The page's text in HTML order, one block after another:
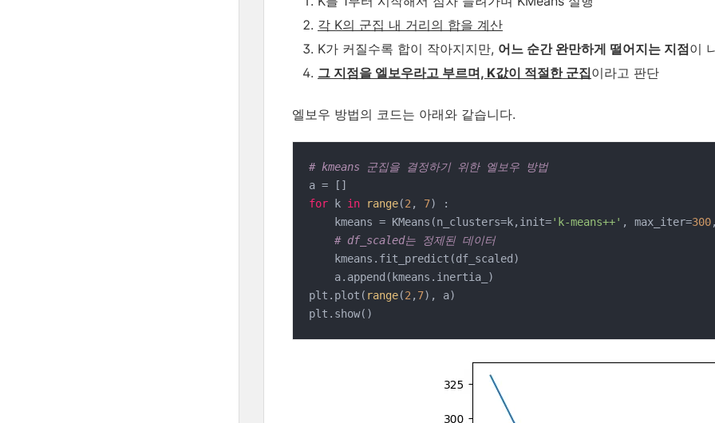
각 K의 군집 내 거리의 합을 계산
K가 커질수록 합이 작아지지만, 어느 순간 완만하게 떨어지는 지점이
그 지점을 엘보우라고 부르며, K값이 적절한 군집이라고 판단
엘보우 방법의 코드는 아래와 같습니다.
# kmeans 군집을 결정하기 위한 엘보우 방법
for k in range(2 , 7) :
    kmeans = KMeans(n_clusters=k,init=
'k-means++' , max_iter=300
# df_scaled는 정제된 데이터
    kmeans.fit_predict(df_scaled)
    a.append(kmeans.inertia_)
plt.plot( range(2 , 7), a)
plt.show()